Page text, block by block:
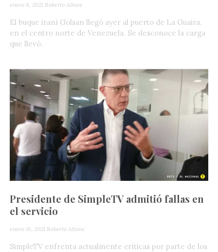
enero 8, 2021 Roberto Altuve
El buque iraní Golsan llegó ayer al puerto de La Guaira,
en el centro norte de Venezuela. Se desconoce la carga
que llevó.
Presidente de SimpleTV admitió fallas en
el servicio
enero 18, 2021 Roberto Altuve
SimpleTV enfrenta actualmente críticas por parte de los